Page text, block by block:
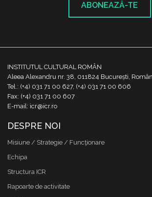
ABONEAZĂ-TE
INSTITUTUL CULTURAL ROMÂN
Aleea Alexandru nr. 38, 011824 București,
Tel.: (+4) 031 71 00 627, (+4) 031 71 00 606
Fax: (+4) 031 71 00 607
E-mail: icr@icr.ro
DESPRE NOI
Misiune / Strategie / Funcţionare
Echipa
Structura ICR
Rapoarte de activitate